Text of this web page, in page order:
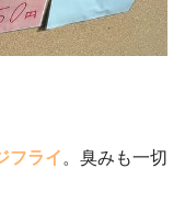
フライ 。臭みも一切